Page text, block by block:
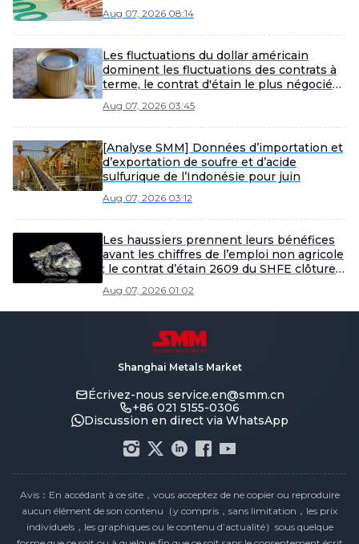
Aug 07, 2026 08:14
Les fluctuations du dollar américain
dominent les fluctuations des contrats à
terme, le contrat d'étain le plus négocié
[Revue de midi de l'étain SMM]
Aug 07, 2026 03:45
[Analyse SMM] Données d’importation et
d’exportation de soufre et d’acide
sulfurique de l’Indonésie pour juin
Aug 07, 2026 03:12
Les haussiers prennent leurs bénéfices
avant les chiffres de l’emploi non agricole
; le contrat d’étain 2609 du SHFE clôture
tonne [Rapport matinal de SMM sur
l’étain]
Aug 07, 2026 01:02
Shanghai Metals Market
Écrivez-nous service.en@smm.cn
+86 021 5155-0306
Discussion en direct via WhatsApp
Avis：En accédant à ce site，vous acceptez de ne copier ou reproduire
aucun élément de son contenu（y compris，sans limitation，les prix
individuels，les graphiques ou le contenu d’actualité）sous quelque